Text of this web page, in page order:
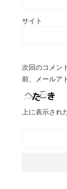
サイト
次回のコメン
前、メールア
上に表示され